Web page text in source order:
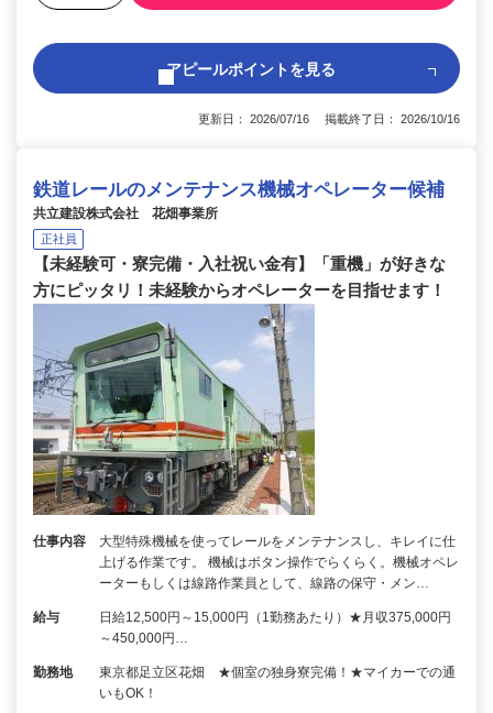
アピールポイントを見る
更新日： 2026/07/16 掲載終了日： 2026/10/16
鉄道レールのメンテナンス機械オペレーター候補
共立建設株式会社 花畑事業所
正社員
【未経験可・寮完備・入社祝い金有】「重機」が好きな
方にピッタリ！未経験からオペレーターを目指せます！
仕事内容
大型特殊機械を使ってレールをメンテナンスし、キレイに仕
上げる作業です。 機械はボタン操作でらくらく。機械オペレ
ーターもしくは線路作業員として、線路の保守・メン…
給与
日給12,500円～15,000円（1勤務あたり）★月収375,000円
～450,000円…
勤務地
東京都足立区花畑 ★個室の独身寮完備！★マイカーでの通
いもOK！